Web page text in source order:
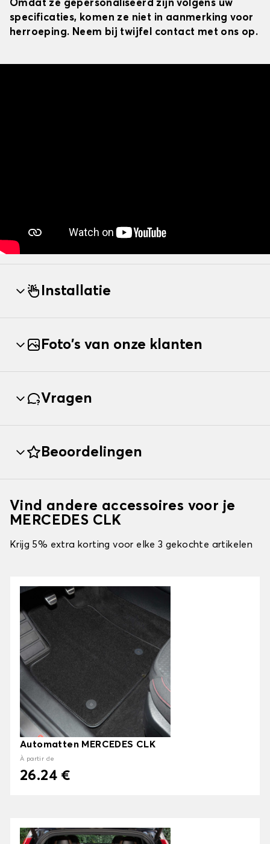
Omdat ze gepersonaliseerd zijn volgens uw
specificaties, komen ze niet in aanmerking voor
herroeping. Neem bij twijfel contact met ons op.
Installatie
Foto's van onze klanten
Vragen
Beoordelingen
Vind andere accessoires voor je
MERCEDES CLK
Krijg 5% extra korting voor elke 3 gekochte artikelen
Automatten MERCEDES CLK
À partir de
26.24 €